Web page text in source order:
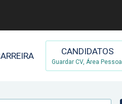
CANDIDATOS
Guardar CV, Área Pessoal